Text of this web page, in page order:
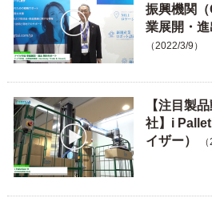
振興機関
業展開・進
（2022/3/9）
【注目製
社】i
イザー）